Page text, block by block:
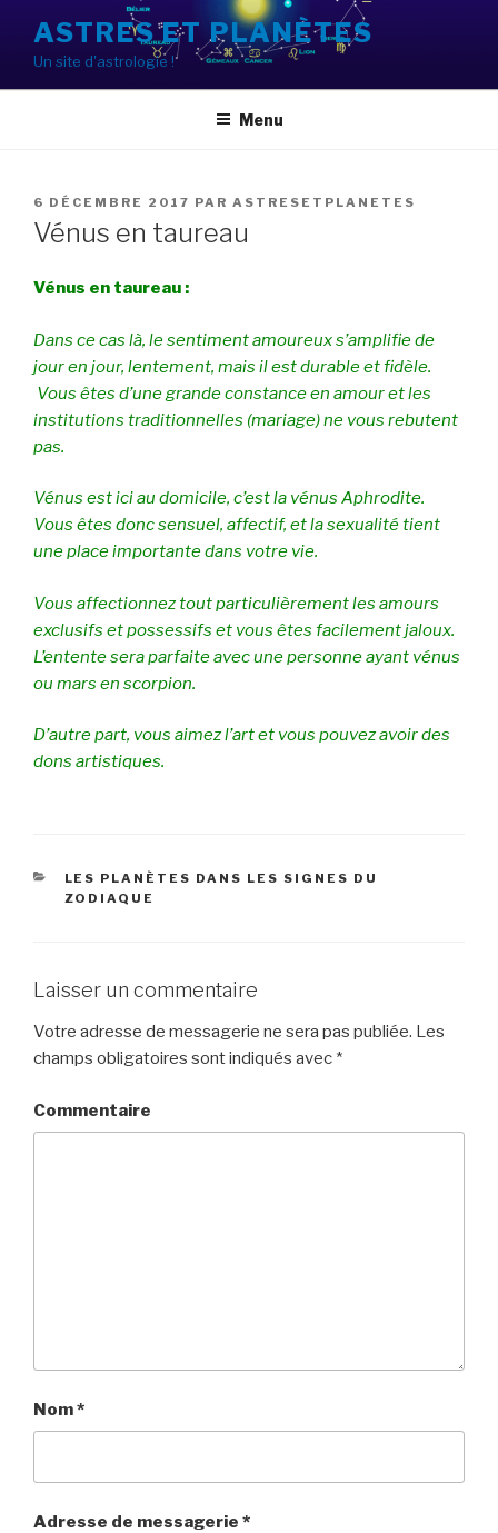
contenu
principal
ASTRES ET PLANÈTES
Un site d'astrologie !
Menu
PUBLIÉ
LE
6 DÉCEMBRE 2017 PAR ASTRESETPLANETES
Vénus en taureau
Vénus en taureau :
Dans ce cas là, le sentiment amoureux s’amplifie de
jour en jour, lentement, mais il est durable et fidèle.
Vous êtes d’une grande constance en amour et les
institutions traditionnelles (mariage) ne vous rebutent
pas.
Vénus est ici au domicile, c’est la vénus Aphrodite.
Vous êtes donc sensuel, affectif, et la sexualité tient
une place importante dans votre vie.
Vous affectionnez tout particulièrement les amours
exclusifs et possessifs et vous êtes facilement jaloux.
L’entente sera parfaite avec une personne ayant vénus
ou mars en scorpion.
D’autre part, vous aimez l’art et vous pouvez avoir des
dons artistiques.
CATÉGORIES
LES PLANÈTES DANS LES SIGNES DU
ZODIAQUE
Laisser un commentaire
Votre adresse de messagerie ne sera pas publiée. Les
champs obligatoires sont indiqués avec *
Commentaire
Nom*
Adresse de messagerie *